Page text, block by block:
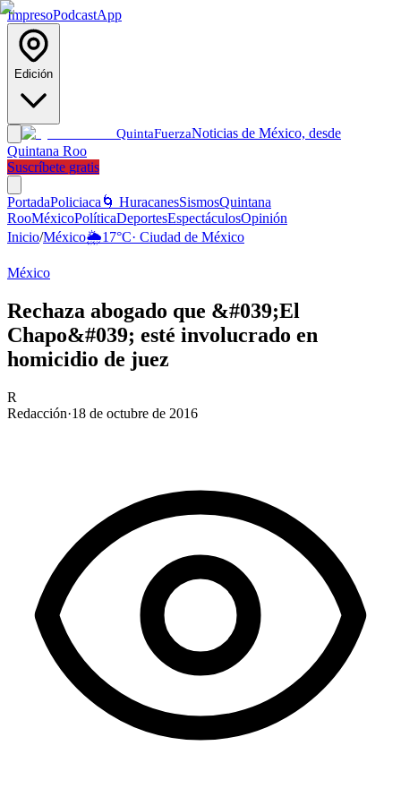
ImpresoPodcastApp
Edición
QuintaFuerzaNoticias de México, desde
Quintana Roo
Suscríbete gratis
PortadaPoliciaca 🌀 HuracanesSismosQuintana
RooMéxicoPolíticaDeportesEspectáculosOpinión
Inicio/México🌦️17°C· Ciudad de México
México
Rechaza abogado que &#039;El
Chapo&#039; esté involucrado en
homicidio de juez
R
Redacción·18 de octubre de 2016